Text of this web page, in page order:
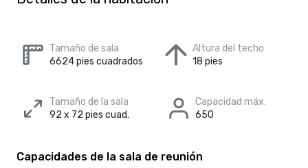
Tamaño de sala
6624 pies cuadrados
Altura del techo
18 pies
Tamaño de la sala
92 x 72 pies cuad.
Capacidad máx.
650
Capacidades de la sala de reunión